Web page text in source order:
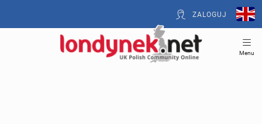
ZALOGUJ
Menu